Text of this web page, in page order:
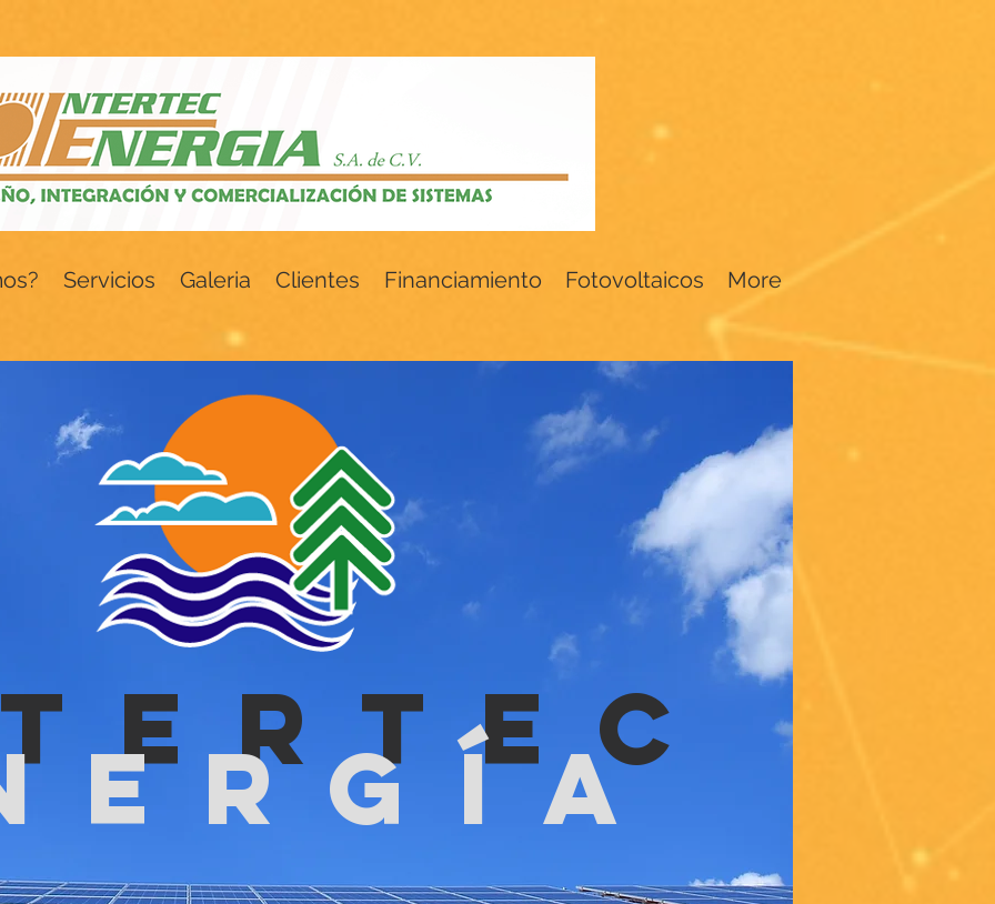
Servicios Galeria Clientes Financiamiento Fotovoltaicos More